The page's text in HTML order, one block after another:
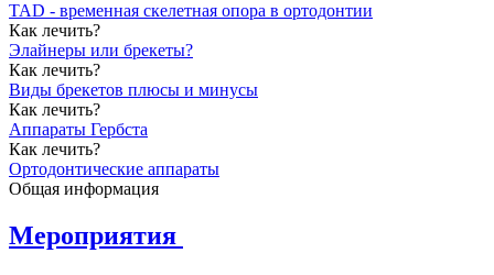
TAD - временная скелетная опора в ортодонтии
Как лечить?
Элайнеры или брекеты?
Как лечить?
Виды брекетов плюсы и минусы
Как лечить?
Аппараты Гербста
Как лечить?
Ортодонтические аппараты
Общая информация
Мероприятия